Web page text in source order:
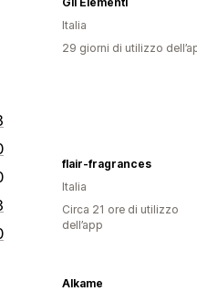
Italia
29 giorni di utilizzo
flair-fragrances
Italia
Circa 21 ore di utilizzo
dell’app
Alkame